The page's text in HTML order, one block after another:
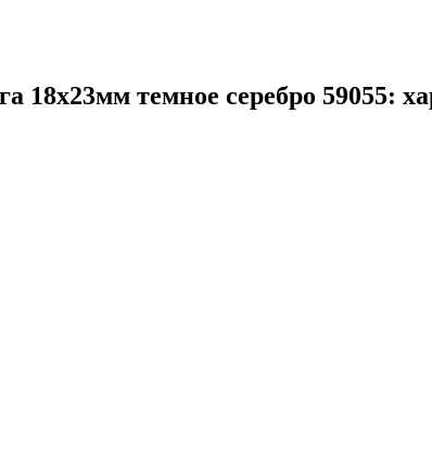
18х23мм темное серебро 59055: